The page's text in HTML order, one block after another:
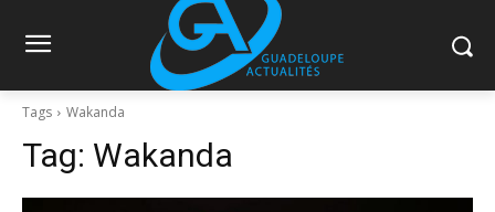
Tags Wakanda
Tag: Wakanda